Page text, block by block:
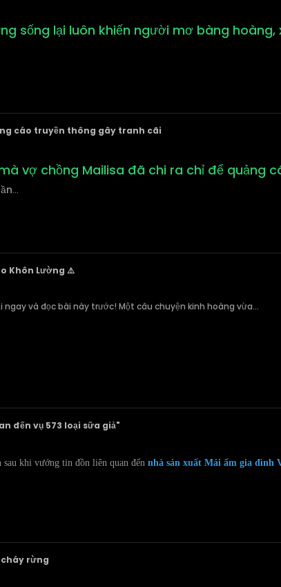
sống lại luôn khiến người mơ bàng hoàng,
cáo truyền thông gây tranh cãi
vợ chồng Mailisa đã chi ra chỉ để quảng
...
Khôn Lường ⚠️
và đọc bài này trước! Một câu chuyện kinh hoàng vừa...
đến vụ 573 loại sữa giả"
khi vướng tin đồn liên quan đến nhà sản xuất Mái ấm gia đình
cháy rừng